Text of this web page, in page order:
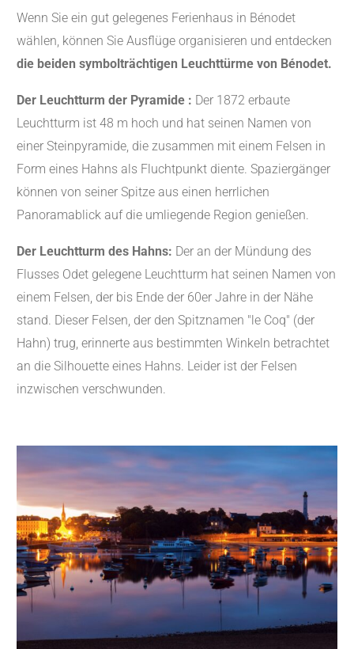
Wenn Sie ein gut gelegenes Ferienhaus in Bénodet
wählen, können Sie Ausflüge organisieren und entdecken
die beiden symbolträchtigen Leuchttürme von Bénodet.
Der Leuchtturm der Pyramide : Der 1872 erbaute
Leuchtturm ist 48 m hoch und hat seinen Namen von
einer Steinpyramide, die zusammen mit einem Felsen in
Form eines Hahns als Fluchtpunkt diente. Spaziergänger
können von seiner Spitze aus einen herrlichen
Panoramablick auf die umliegende Region genießen.
Der Leuchtturm des Hahns: Der an der Mündung des
Flusses Odet gelegene Leuchtturm hat seinen Namen von
einem Felsen, der bis Ende der 60er Jahre in der Nähe
stand. Dieser Felsen, der den Spitznamen "le Coq" (der
Hahn) trug, erinnerte aus bestimmten Winkeln betrachtet
an die Silhouette eines Hahns. Leider ist der Felsen
inzwischen verschwunden.